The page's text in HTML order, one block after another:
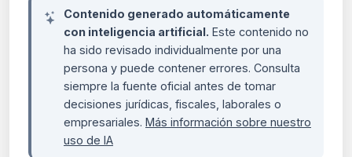
Contenido generado automáticamente
con inteligencia artificial. Este contenido no
ha sido revisado individualmente por una
persona y puede contener errores. Consulta
siempre la fuente oficial antes de tomar
decisiones jurídicas, fiscales, laborales o
empresariales. Más información sobre nuestro
uso de IA